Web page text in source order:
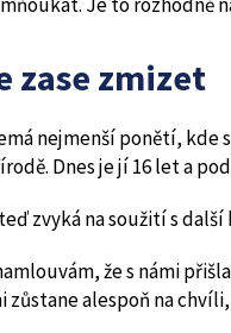
zase zmizet
nejmenší ponětí, kde
Dnes je jí 16 let a
zvyká na soužití s
že s námi
zůstane alespoň na